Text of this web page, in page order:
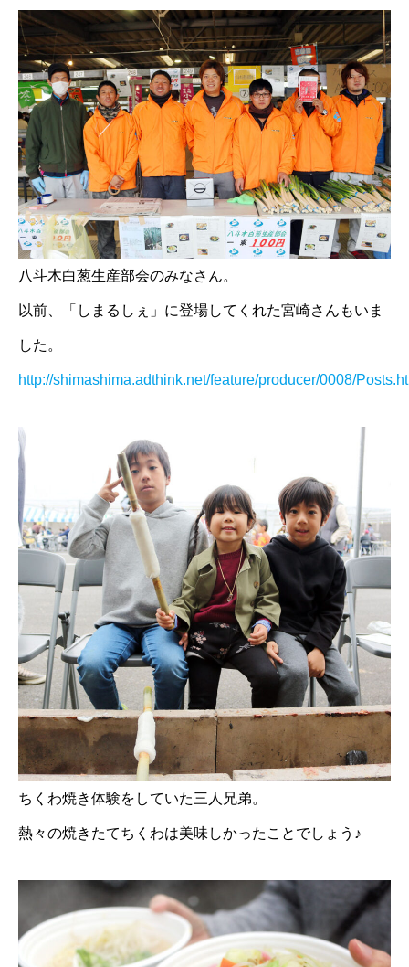
八斗木白葱生産部会のみなさん。
以前、「しまるしぇ」に登場してくれた宮崎さんもいま
した。
http://shimashima.adthink.net/feature/producer/0008/
ちくわ焼き体験をしていた三人兄弟。
熱々の焼きたてちくわは美味しかったことでしょう♪